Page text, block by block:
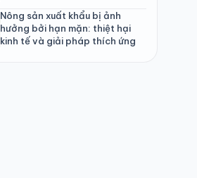
Nông sản xuất khẩu bị ảnh
hưởng bởi hạn mặn: thiệt hại
kinh tế và giải pháp thích ứng